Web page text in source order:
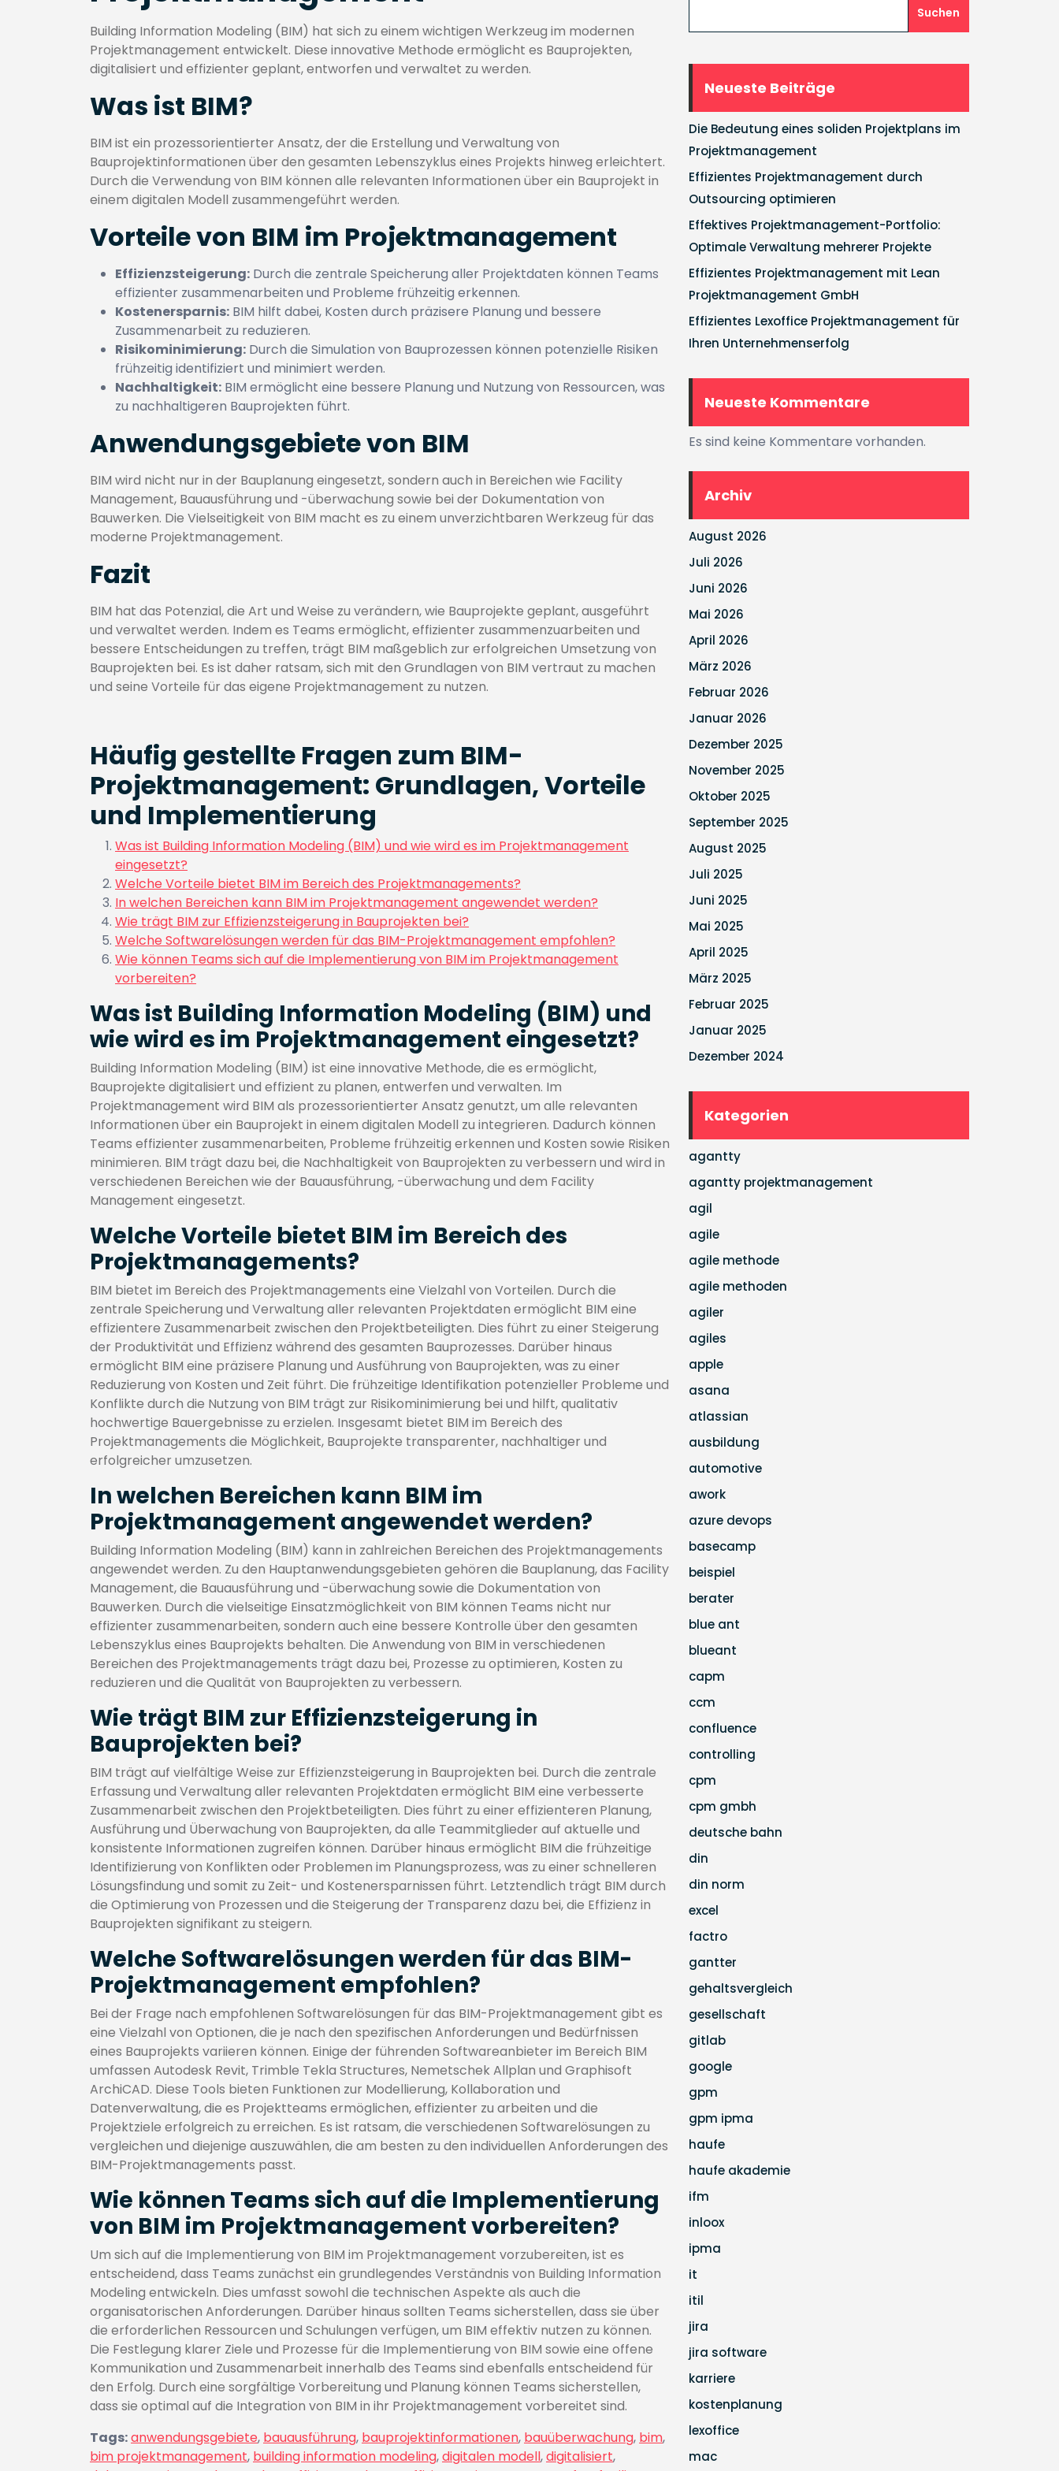
Building Information Modeling (BIM) hat sich zu einem wichtigen Werkzeug im modernen
Projektmanagement entwickelt. Diese innovative Methode ermöglicht es Bauprojekten,
digitalisiert und effizienter geplant, entworfen und verwaltet zu werden.
Was ist BIM?
BIM ist ein prozessorientierter Ansatz, der die Erstellung und Verwaltung von
Bauprojektinformationen über den gesamten Lebenszyklus eines Projekts hinweg erleichtert.
Durch die Verwendung von BIM können alle relevanten Informationen über ein Bauprojekt in
einem digitalen Modell zusammengeführt werden.
Vorteile von BIM im Projektmanagement
Effizienzsteigerung: Durch die zentrale Speicherung aller Projektdaten können Teams
effizienter zusammenarbeiten und Probleme frühzeitig erkennen.
Kostenersparnis: BIM hilft dabei, Kosten durch präzisere Planung und bessere
Zusammenarbeit zu reduzieren.
Risikominimierung: Durch die Simulation von Bauprozessen können potenzielle Risiken
frühzeitig identifiziert und minimiert werden.
Nachhaltigkeit: BIM ermöglicht eine bessere Planung und Nutzung von Ressourcen, was
zu nachhaltigeren Bauprojekten führt.
Anwendungsgebiete von BIM
BIM wird nicht nur in der Bauplanung eingesetzt, sondern auch in Bereichen wie Facility
Management, Bauausführung und -überwachung sowie bei der Dokumentation von
Bauwerken. Die Vielseitigkeit von BIM macht es zu einem unverzichtbaren Werkzeug für das
moderne Projektmanagement.
Fazit
BIM hat das Potenzial, die Art und Weise zu verändern, wie Bauprojekte geplant, ausgeführt
und verwaltet werden. Indem es Teams ermöglicht, effizienter zusammenzuarbeiten und
bessere Entscheidungen zu treffen, trägt BIM maßgeblich zur erfolgreichen Umsetzung von
Bauprojekten bei. Es ist daher ratsam, sich mit den Grundlagen von BIM vertraut zu machen
und seine Vorteile für das eigene Projektmanagement zu nutzen.
Häufig gestellte Fragen zum BIM-
Projektmanagement: Grundlagen, Vorteile
und Implementierung
Was ist Building Information Modeling (BIM) und wie wird es im Projektmanagement
eingesetzt?
Welche Vorteile bietet BIM im Bereich des Projektmanagements?
In welchen Bereichen kann BIM im Projektmanagement angewendet werden?
Wie trägt BIM zur Effizienzsteigerung in Bauprojekten bei?
Welche Softwarelösungen werden für das BIM-Projektmanagement empfohlen?
Wie können Teams sich auf die Implementierung von BIM im Projektmanagement
vorbereiten?
Was ist Building Information Modeling (BIM) und
wie wird es im Projektmanagement eingesetzt?
Building Information Modeling (BIM) ist eine innovative Methode, die es ermöglicht,
Bauprojekte digitalisiert und effizient zu planen, entwerfen und verwalten. Im
Projektmanagement wird BIM als prozessorientierter Ansatz genutzt, um alle relevanten
Informationen über ein Bauprojekt in einem digitalen Modell zu integrieren. Dadurch können
Teams effizienter zusammenarbeiten, Probleme frühzeitig erkennen und Kosten sowie Risiken
minimieren. BIM trägt dazu bei, die Nachhaltigkeit von Bauprojekten zu verbessern und wird in
verschiedenen Bereichen wie der Bauausführung, -überwachung und dem Facility
Management eingesetzt.
Welche Vorteile bietet BIM im Bereich des
Projektmanagements?
BIM bietet im Bereich des Projektmanagements eine Vielzahl von Vorteilen. Durch die
zentrale Speicherung und Verwaltung aller relevanten Projektdaten ermöglicht BIM eine
effizientere Zusammenarbeit zwischen den Projektbeteiligten. Dies führt zu einer Steigerung
der Produktivität und Effizienz während des gesamten Bauprozesses. Darüber hinaus
ermöglicht BIM eine präzisere Planung und Ausführung von Bauprojekten, was zu einer
Reduzierung von Kosten und Zeit führt. Die frühzeitige Identifikation potenzieller Probleme und
Konflikte durch die Nutzung von BIM trägt zur Risikominimierung bei und hilft, qualitativ
hochwertige Bauergebnisse zu erzielen. Insgesamt bietet BIM im Bereich des
Projektmanagements die Möglichkeit, Bauprojekte transparenter, nachhaltiger und
erfolgreicher umzusetzen.
In welchen Bereichen kann BIM im
Projektmanagement angewendet werden?
Building Information Modeling (BIM) kann in zahlreichen Bereichen des Projektmanagements
angewendet werden. Zu den Hauptanwendungsgebieten gehören die Bauplanung, das Facility
Management, die Bauausführung und -überwachung sowie die Dokumentation von
Bauwerken. Durch die vielseitige Einsatzmöglichkeit von BIM können Teams nicht nur
effizienter zusammenarbeiten, sondern auch eine bessere Kontrolle über den gesamten
Lebenszyklus eines Bauprojekts behalten. Die Anwendung von BIM in verschiedenen
Bereichen des Projektmanagements trägt dazu bei, Prozesse zu optimieren, Kosten zu
reduzieren und die Qualität von Bauprojekten zu verbessern.
Wie trägt BIM zur Effizienzsteigerung in
Bauprojekten bei?
BIM trägt auf vielfältige Weise zur Effizienzsteigerung in Bauprojekten bei. Durch die zentrale
Erfassung und Verwaltung aller relevanten Projektdaten ermöglicht BIM eine verbesserte
Zusammenarbeit zwischen den Projektbeteiligten. Dies führt zu einer effizienteren Planung,
Ausführung und Überwachung von Bauprojekten, da alle Teammitglieder auf aktuelle und
konsistente Informationen zugreifen können. Darüber hinaus ermöglicht BIM die frühzeitige
Identifizierung von Konflikten oder Problemen im Planungsprozess, was zu einer schnelleren
Lösungsfindung und somit zu Zeit- und Kostenersparnissen führt. Letztendlich trägt BIM durch
die Optimierung von Prozessen und die Steigerung der Transparenz dazu bei, die Effizienz in
Bauprojekten signifikant zu steigern.
Welche Softwarelösungen werden für das BIM-
Projektmanagement empfohlen?
Bei der Frage nach empfohlenen Softwarelösungen für das BIM-Projektmanagement gibt es
eine Vielzahl von Optionen, die je nach den spezifischen Anforderungen und Bedürfnissen
eines Bauprojekts variieren können. Einige der führenden Softwareanbieter im Bereich BIM
umfassen Autodesk Revit, Trimble Tekla Structures, Nemetschek Allplan und Graphisoft
ArchiCAD. Diese Tools bieten Funktionen zur Modellierung, Kollaboration und
Datenverwaltung, die es Projektteams ermöglichen, effizienter zu arbeiten und die
Projektziele erfolgreich zu erreichen. Es ist ratsam, die verschiedenen Softwarelösungen zu
vergleichen und diejenige auszuwählen, die am besten zu den individuellen Anforderungen des
BIM-Projektmanagements passt.
Wie können Teams sich auf die Implementierung
von BIM im Projektmanagement vorbereiten?
Um sich auf die Implementierung von BIM im Projektmanagement vorzubereiten, ist es
entscheidend, dass Teams zunächst ein grundlegendes Verständnis von Building Information
Modeling entwickeln. Dies umfasst sowohl die technischen Aspekte als auch die
organisatorischen Anforderungen. Darüber hinaus sollten Teams sicherstellen, dass sie über
die erforderlichen Ressourcen und Schulungen verfügen, um BIM effektiv nutzen zu können.
Die Festlegung klarer Ziele und Prozesse für die Implementierung von BIM sowie eine offene
Kommunikation und Zusammenarbeit innerhalb des Teams sind ebenfalls entscheidend für
den Erfolg. Durch eine sorgfältige Vorbereitung und Planung können Teams sicherstellen,
dass sie optimal auf die Integration von BIM in ihr Projektmanagement vorbereitet sind.
Tags:anwendungsgebiete, bauausführung, bauprojektinformationen, bauüberwachung, bim,
bim projektmanagement, building information modeling,digitalen modell,digitalisiert,
Suchen
Neueste Beiträge
Die Bedeutung eines soliden Projektplans im
Projektmanagement
Effizientes Projektmanagement durch
Outsourcing optimieren
Effektives Projektmanagement-Portfolio:
Optimale Verwaltung mehrerer Projekte
Effizientes Projektmanagement mit Lean
Projektmanagement GmbH
Effizientes Lexoffice Projektmanagement für
Ihren Unternehmenserfolg
Neueste Kommentare
Es sind keine Kommentare vorhanden.
Archiv
August 2026
Juli 2026
Juni 2026
Mai 2026
April 2026
März 2026
Februar 2026
Januar 2026
Dezember 2025
November 2025
Oktober 2025
September 2025
August 2025
Juli 2025
Juni 2025
Mai 2025
April 2025
März 2025
Februar 2025
Januar 2025
Dezember 2024
Kategorien
agantty
agantty projektmanagement
agil
agile
agile methode
agile methoden
agiler
agiles
apple
asana
atlassian
ausbildung
automotive
awork
azure devops
basecamp
beispiel
berater
blue ant
blueant
capm
ccm
confluence
controlling
cpm
cpm gmbh
deutsche bahn
din
din norm
excel
factro
gantter
gehaltsvergleich
gesellschaft
gitlab
google
gpm
gpm ipma
haufe
haufe akademie
ifm
inloox
ipma
it
itil
jira
jira software
karriere
kostenplanung
lexoffice
mac